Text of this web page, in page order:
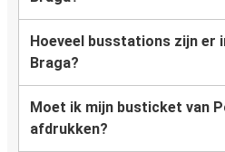
Hoeveel busstations zijn er
Braga?
Moet ik mijn busticket van
afdrukken?